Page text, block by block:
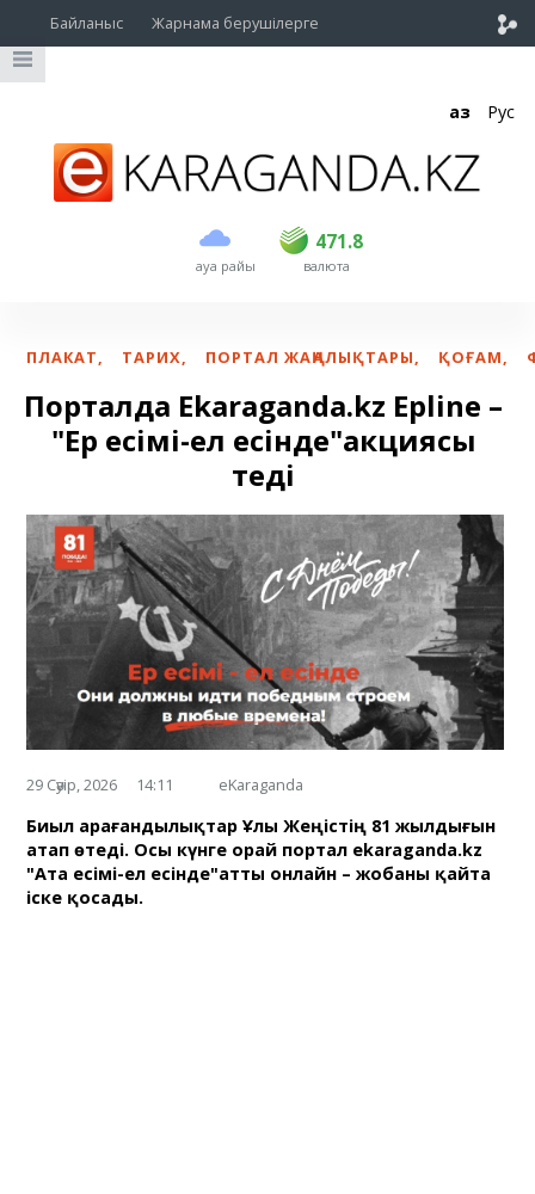
Байланыс Жарнама берушілерге
Қаз Рус
ауа райы
471.8
USD 468.5 471.8
EUR валюта
ПЛАКАТ, ТАРИХ, ПОРТАЛ ЖАҢАЛЫҚТАРЫ, ҚОҒАМ,
Порталда Ekaraganda.kz Ерline –
"Ер есімі-ел есінде"акциясы
өтеді
29 Сәуір, 2026 14:11 eKaraganda
Биыл Қарағандылықтар Ұлы Жеңістің 81 жылдығын
атап өтеді. Осы күнге орай портал ekaraganda.kz
"Ата есімі-ел есінде"атты онлайн – жобаны қайта
іске қосады.